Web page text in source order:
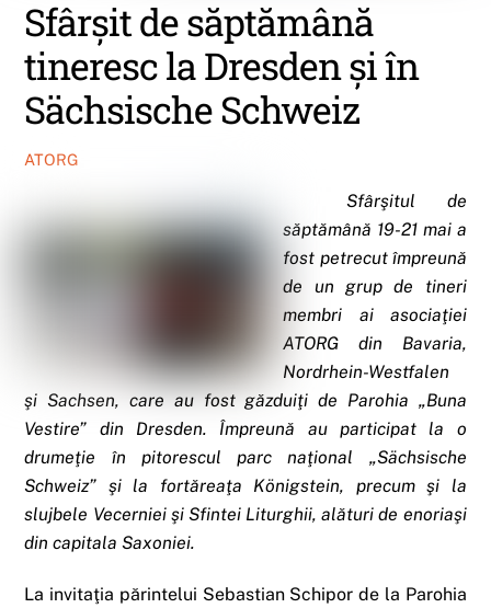
Sfârşit de săptămână
tineresc la Dresden şi în
Sächsische Schweiz
ATORG
Sfârşitul de
săptămână 19-21 mai a
fost petrecut împreună
de un grup de tineri
membri ai asociaţiei
ATORG din Bavaria,
Nordrhein-Westfalen
şi Sachsen, care au fost găzduiţi de Parohia „Buna
Vestire” din Dresden. Împreună au participat la o
drumeţie în pitorescul parc naţional „Sächsische
Schweiz” şi la fortăreaţa Königstein, precum şi la
slujbele Vecerniei şi Sfintei Liturghii, alături de enoriaşi
din capitala Saxoniei.
La invitaţia părintelui Sebastian Schipor de la Parohia